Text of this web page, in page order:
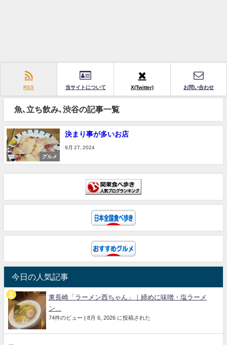
RSS 当サイトについて X(Twitter) お問い合わせ
魚､立ち飲み､渋谷の記事一覧
グルメ
決まり事が多いお店
9月 27, 2024
今日の人気記事
東長崎「ラーメン西ちゃん」｜締めに味噌・塩ラーメ
ン...
74件のビュー | 8月 6, 2026 に投稿された